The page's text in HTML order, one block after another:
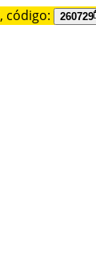
, código: 260729